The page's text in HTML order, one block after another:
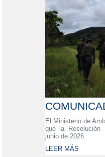
El Ministerio de
que la Resolución
junio de 2026
LEER MÁS